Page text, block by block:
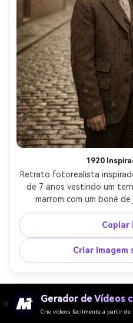
1920
Retrato fotorealista
de 7 anos vestindo um
marrom com um boné
corrente de relógio de
rua de paralelepípedos,
sépia, tirado em Canon
média, névoa suave,
nostálgica clássica,
Copiar
Criar
Gerador de Vídeos
Crie vídeos facilmente a partir de